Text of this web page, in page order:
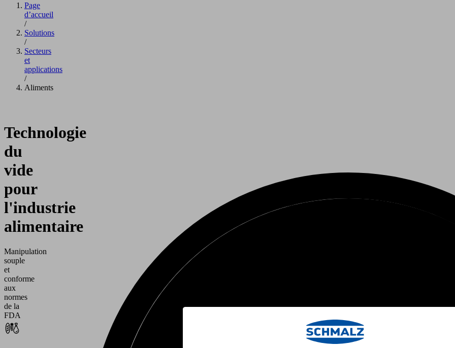
Page
d’accueil
/
Solutions
/
Secteurs
et
applications
/
Aliments
Technologie
du
vide
pour
l'industrie
alimentaire
Manipulation
souple
et
conforme
aux
normes
de la
FDA